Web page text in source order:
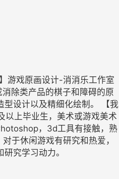
游戏原画设计-消消乐工作室
消除类产品的棋子和障碍的原
型设计以及精细化绘制。 【我
以上毕业生，美术或游戏美术
，3d工具有接触，熟
于休闲游戏有研究和热爱，
究学习动力。